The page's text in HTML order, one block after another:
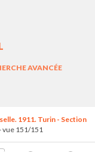
AVANCÉE
1911. Turin - Section
vue 151/151